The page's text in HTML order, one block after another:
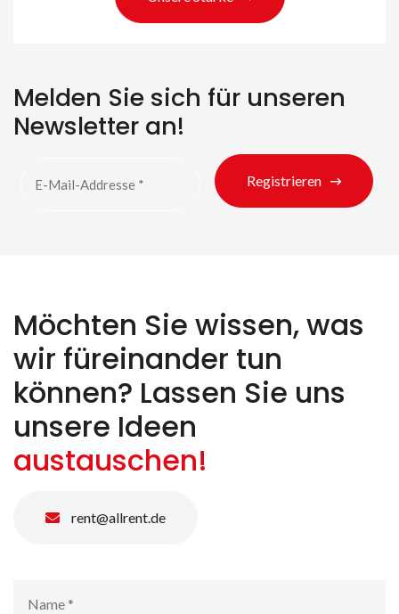
Melden Sie sich für unseren
Newsletter an!
Registrieren
Möchten Sie wissen, was
wir füreinander tun
können? Lassen Sie uns
unsere Ideen
austauschen!
rent@allrent.de